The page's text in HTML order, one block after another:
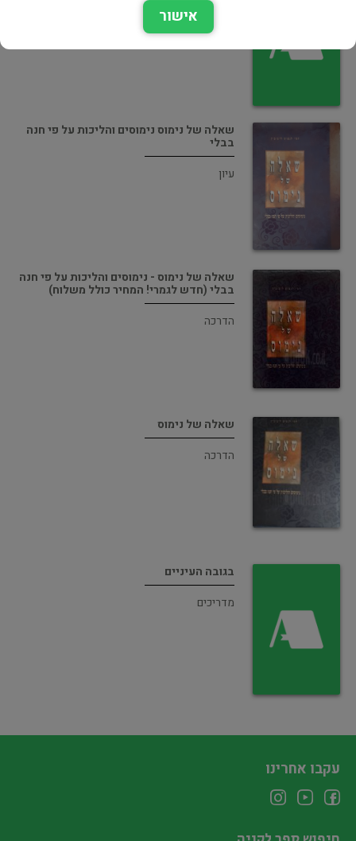
שאלה של נימוס נימוסים והליכות על פי חנה
בבלי
עיון
שאלה של נימוס - נימוסים והליכות על פי חנה
בבלי (חדש לגמרי! המחיר כולל משלוח)
הדרכה
שאלה של נימוס
הדרכה
בגובה העיניים
מדריכים
אישור
עקבו אחרינו